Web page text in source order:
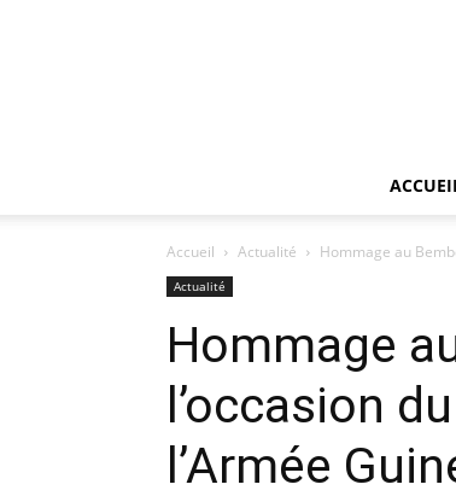
Accueil Actualité Hommage au
Actualité
Hommage
l’occasion
l’Armée